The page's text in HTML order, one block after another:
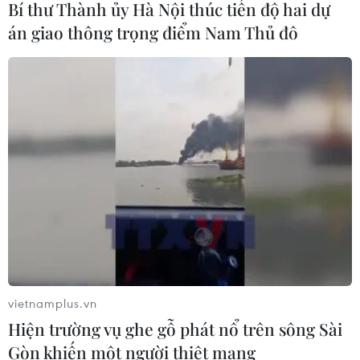
Đội K93 quy tập được 11 bộ hài cốt liệt
Xem thêm
CƠ QUAN CHỦ QUẢN: THÔNG TẤN XÃ VIỆT NAM
Tổng Biên tập: TRẦN TIẾN DUẨN
Bí thư Thành ủy Hà Nội thúc tiến độ hai dự
án giao thông trọng điểm Nam Thủ đô
vietnamplus.vn
Hiện trường vụ ghe gỗ phát nổ trên sông Sài
Gòn khiến một người thiệt mạng